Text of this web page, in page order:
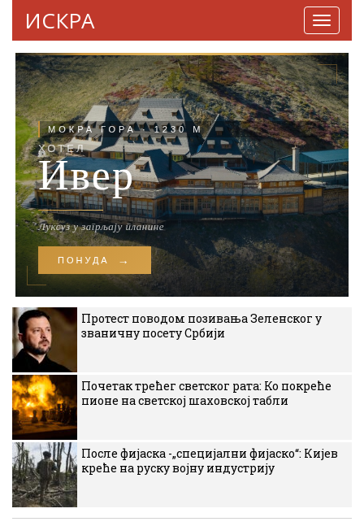
ИСКРА
Протест поводом позивања Зеленског у
званичну посету Србији
Почетак трећег светског рата: Ко покреће
пионе на светској шаховској табли
После фијаска -„специјални фијаско“: Кијев
креће на руску војну индустрију